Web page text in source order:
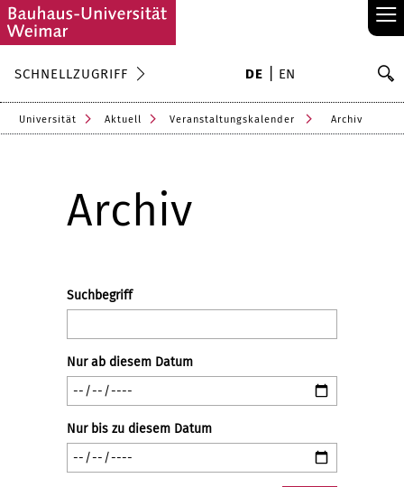
≡
SCHNELLZUGRIFF DE EN
Universität Aktuell Veranstaltungskalender Archiv
Archiv
Suchbegriff
Nur ab diesem Datum
Nur bis zu diesem Datum